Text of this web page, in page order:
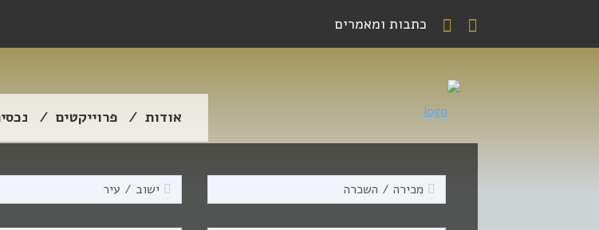
כתבות ומאמרים
אודות פרוייקטים